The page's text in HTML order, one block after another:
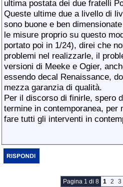
ultima postata dei due fratelli
Queste ultime due a livello di
sono buone e ben
le misure proprio su questo
portato poi in 1/24), direi che
problemi nel realizzarle, il
versioni di Meeke e Ogier,
essendo decal Renaissance,
mezza garanzia di qualità.
Per il discorso di finirle, spero
termine in contemporanea, per
fare tutti gli interventi in
Pagina 1 di 8 1 2 3